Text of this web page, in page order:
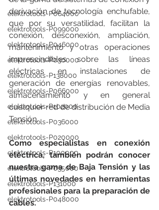
elektrotools-P064000
elektrotools-P099000
elektrotools-P046000
elektrotools-P030000
elektrotools-P138000
elektrotools-P066000
elektrotools-P102000
elektrotools-P036000
elektrotools-P020000
elektrotools-P100000
elektrotools-P035000
elektrotools-P131000
elektrotools-P048000
derivación de tecnología enchufable,
que por su versatilidad, facilitan la
conexión, desconexión, ampliación,
mantenimiento y otras operaciones
imprescindibles sobre las líneas
eléctricas en instalaciones de
generación de energías renovables,
almacenamiento y en general
cualquier red de distribución de Media
Tensión.
Como especialistas en conexión
eléctrica, también podrán conocer
nuestra gama de Baja Tensión y las
últimas novedades en herramientas
profesionales para la preparación de
cables.